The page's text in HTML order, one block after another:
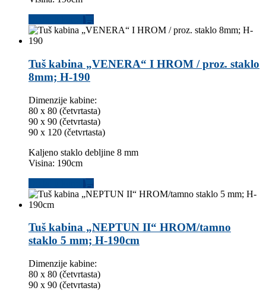
Tuš kabina „VENERA“ I HROM / proz. staklo
8mm; H-190
Dimenzije kabine:
80 x 80 (četvrtasta)
90 x 90 (četvrtasta)
90 x 120 (četvrtasta)
Kaljeno staklo debljine 8 mm
Visina: 190cm
Tuš kabina „NEPTUN II“ HROM/tamno
staklo 5 mm; H-190cm
Dimenzije kabine:
80 x 80 (četvrtasta)
90 x 90 (četvrtasta)